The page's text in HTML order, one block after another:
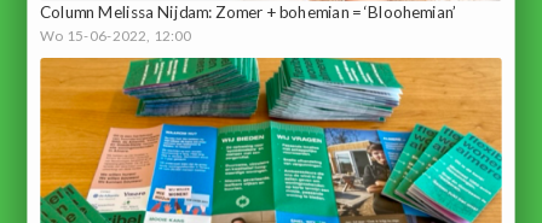
Column Melissa Nijdam: Zomer + bohemian = ‘Bloohemian’
Wo 15-06-2022, 12:00